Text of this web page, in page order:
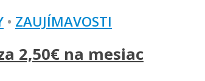
• ZAUJÍMAVOSTI
2,50€ na mesiac